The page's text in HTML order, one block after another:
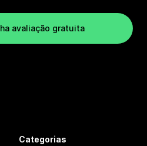
avaliação gratuita
Categorias